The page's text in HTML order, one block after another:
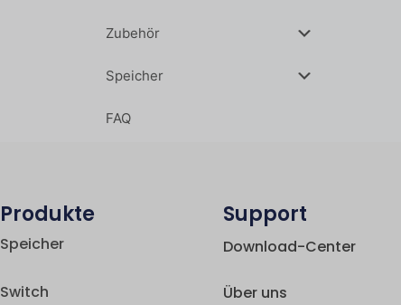
Zubehör
Speicher
FAQ
Produkte
Speicher
Switch
Support
Download-Center
Über uns